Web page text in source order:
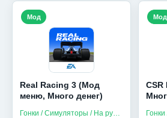
Real Racing 3 (Мод
меню, Много денег)
Гонки / Симуляторы / На русском
Мод Мод